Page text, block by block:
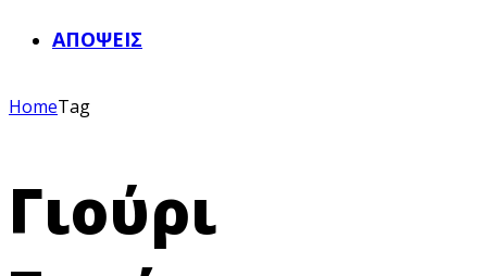
ΑΠΌΨΕΙΣ
HomeTag
Γιούρι